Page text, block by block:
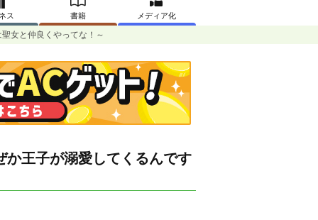
ス 書籍 メディア化
女と仲良くやってな！～
か王子が溺愛してくるんです